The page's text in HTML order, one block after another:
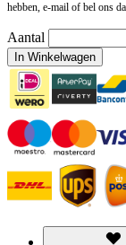
hebben, e-mail of bel ons
Aantal
In Winkelwagen